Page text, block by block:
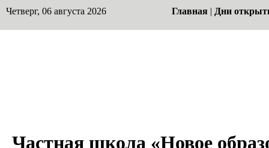
Четверг, 06 августа 2026 Главная | Дни
Частная школа «Новое